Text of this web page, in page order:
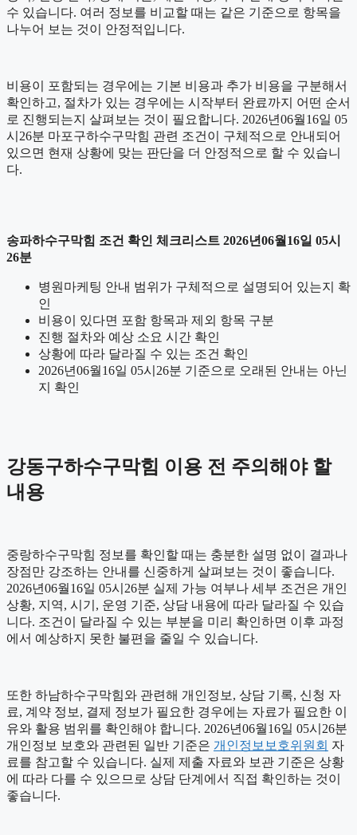
수 있습니다. 여러 정보를 비교할 때는 같은 기준으로 항목을
나누어 보는 것이 안정적입니다.
비용이 포함되는 경우에는 기본 비용과 추가 비용을 구분해서
확인하고, 절차가 있는 경우에는 시작부터 완료까지 어떤 순서
로 진행되는지 살펴보는 것이 필요합니다. 2026년06월16일 05
시26분 마포구하수구막힘 관련 조건이 구체적으로 안내되어
있으면 현재 상황에 맞는 판단을 더 안정적으로 할 수 있습니
다.
송파하수구막힘 조건 확인 체크리스트 2026년06월16일 05시
26분
병원마케팅 안내 범위가 구체적으로 설명되어 있는지 확
인
비용이 있다면 포함 항목과 제외 항목 구분
진행 절차와 예상 소요 시간 확인
상황에 따라 달라질 수 있는 조건 확인
2026년06월16일 05시26분 기준으로 오래된 안내는 아닌
지 확인
강동구하수구막힘 이용 전 주의해야 할
내용
중랑하수구막힘 정보를 확인할 때는 충분한 설명 없이 결과나
장점만 강조하는 안내를 신중하게 살펴보는 것이 좋습니다.
2026년06월16일 05시26분 실제 가능 여부나 세부 조건은 개인
상황, 지역, 시기, 운영 기준, 상담 내용에 따라 달라질 수 있습
니다. 조건이 달라질 수 있는 부분을 미리 확인하면 이후 과정
에서 예상하지 못한 불편을 줄일 수 있습니다.
또한 하남하수구막힘와 관련해 개인정보, 상담 기록, 신청 자
료, 계약 정보, 결제 정보가 필요한 경우에는 자료가 필요한 이
유와 활용 범위를 확인해야 합니다. 2026년06월16일 05시26분
개인정보 보호와 관련된 일반 기준은 개인정보보호위원회 자
료를 참고할 수 있습니다. 실제 제출 자료와 보관 기준은 상황
에 따라 다를 수 있으므로 상담 단계에서 직접 확인하는 것이
좋습니다.